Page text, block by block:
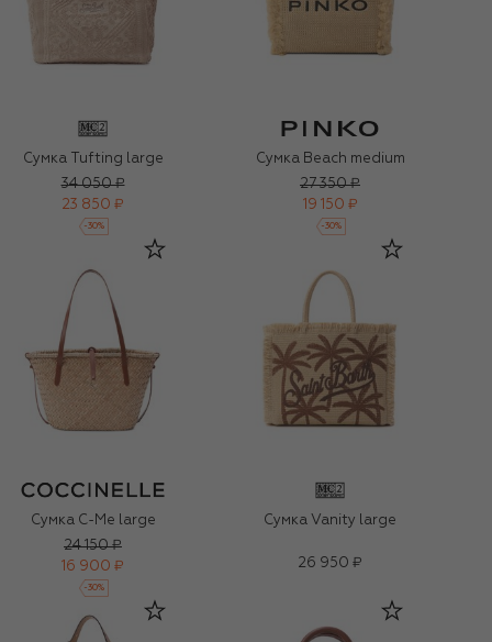
Сумка Tufting large
34 050 ₽
23 850 ₽
-30%
Сумка Beach medium
27 350 ₽
19 150 ₽
-30%
Сумка C-Me large
24 150 ₽
16 900 ₽
-30%
Сумка Vanity large
26 950 ₽